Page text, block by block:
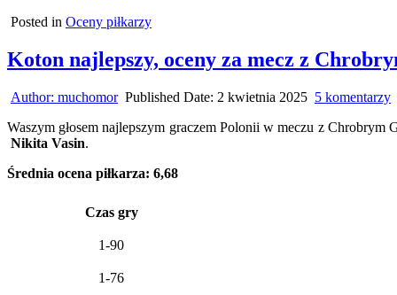
Posted in Oceny piłkarzy
Koton najlepszy, oceny za mecz z
Author: muchomor Published Date: 2 kwietnia 2025 5 komentarzydo
Waszym głosem najlepszym graczem Polonii w meczu z Chrobrym
Nikita Vasin.
Średnia ocena piłkarza: 6,68
Czas gry
1-90
1-76